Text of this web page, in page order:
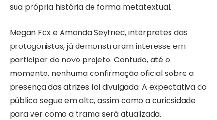
sua própria história de forma metatextual.
Megan Fox e Amanda Seyfried, intérpretes das
protagonistas, já demonstraram interesse em
participar do novo projeto. Contudo, até o
momento, nenhuma confirmação oficial sobre a
presença das atrizes foi divulgada. A expectativa do
público segue em alta, assim como a curiosidade
para ver como a trama será atualizada.